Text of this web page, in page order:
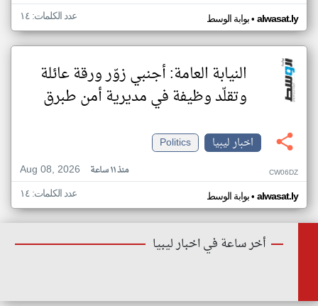
بوابة الوسط• alwasat.ly عدد الكلمات: ١٤
النيابة العامة: أجنبي زوّر ورقة عائلة
وتقلّد وظيفة في مديرية أمن طبرق
اخبار ليبيا
Politics
Aug 08, 2026
منذ ١١ ساعة CW06DZ
بوابة الوسط• alwasat.ly عدد الكلمات: ١٤
أخر ساعة في اخبار ليبيا